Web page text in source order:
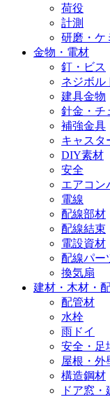
荷役
計測
研磨・ケ
金物・電材
釘・ビス
ネジボル
建具金物
針金・チ
補強金具
キャスタ
DIY素材
安全
エアコン
電線
配線部材
配線結束
電設資材
配線パー
換気扇
建材・木材・
配管材
水栓
雨ドイ
安全・足
屋根・外
構造鋼材
ドア窓・